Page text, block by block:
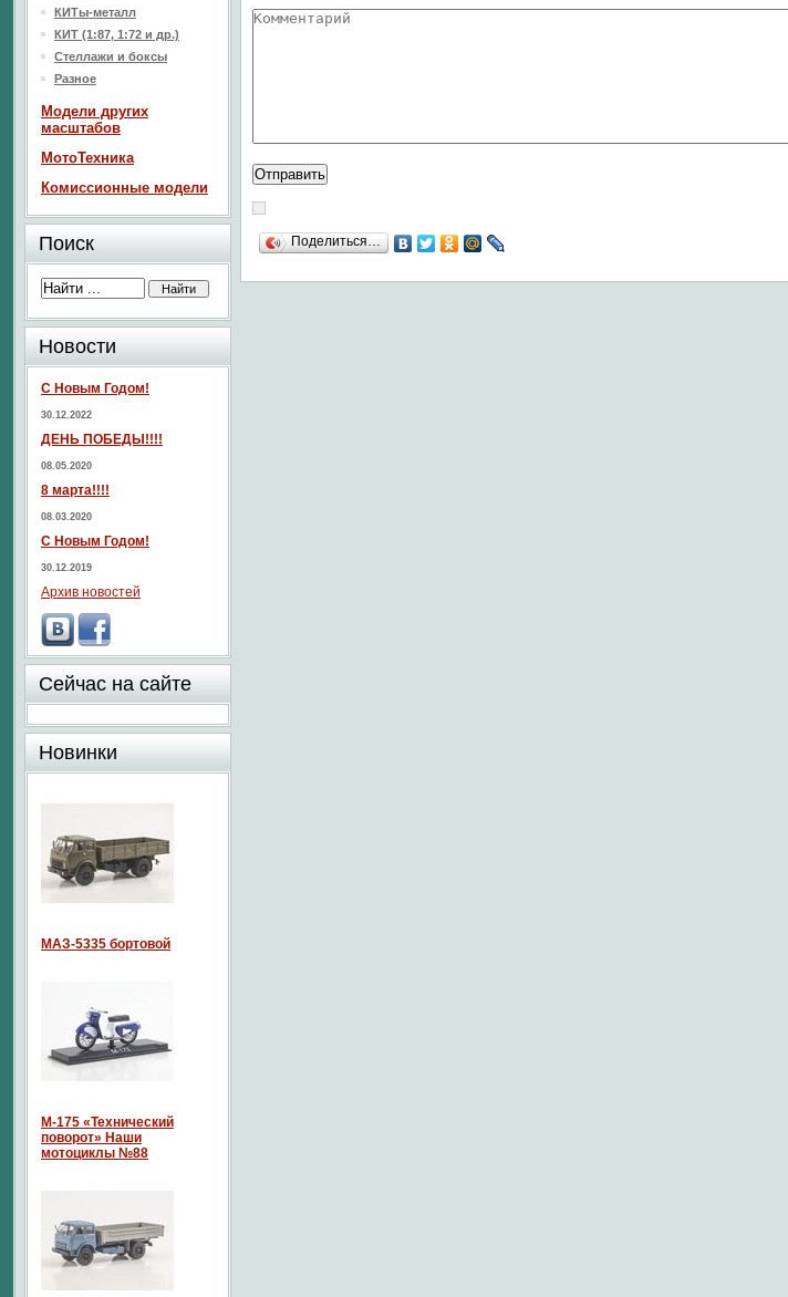
Поделиться…
КИТы-металл
КИТ (1:87, 1:72 и др.)
Стеллажи и боксы
Разное
Модели других
масштабов
МотоТехника
Комиссионные модели
Поиск
Новости
С Новым Годом!
30.12.2022
ДЕНЬ ПОБЕДЫ!!!!
08.05.2020
8 марта!!!!
08.03.2020
С Новым Годом!
30.12.2019
Архив новостей
Сейчас на сайте
Новинки
МАЗ-5335 бортовой
М-175 «Технический
поворот» Наши
мотоциклы №88